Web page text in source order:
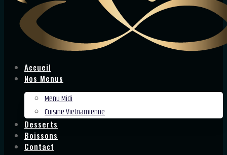
Accueil
Nos Menus
Menu Midi
Cuisine Vietnamienne
Desserts
Boissons
Contact